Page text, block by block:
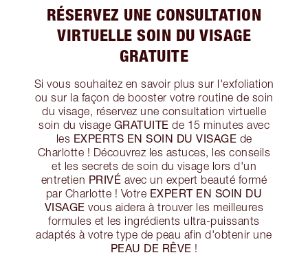
RÉSERVEZ UNE CONSULTATION
VIRTUELLE SOIN DU VISAGE
GRATUITE
Si vous souhaitez en savoir plus sur l'exfoliation
ou sur la façon de booster votre routine de soin
du visage, réservez une consultation virtuelle
soin du visage GRATUITE de 15 minutes avec
les EXPERTS EN SOIN DU VISAGE de
Charlotte ! Découvrez les astuces, les conseils
et les secrets de soin du visage lors d'un
entretien PRIVÉ avec un expert beauté formé
par Charlotte ! Votre EXPERT EN SOIN DU
VISAGE vous aidera à trouver les meilleures
formules et les ingrédients ultra-puissants
adaptés à votre type de peau afin d'obtenir une
PEAU DE RÊVE !